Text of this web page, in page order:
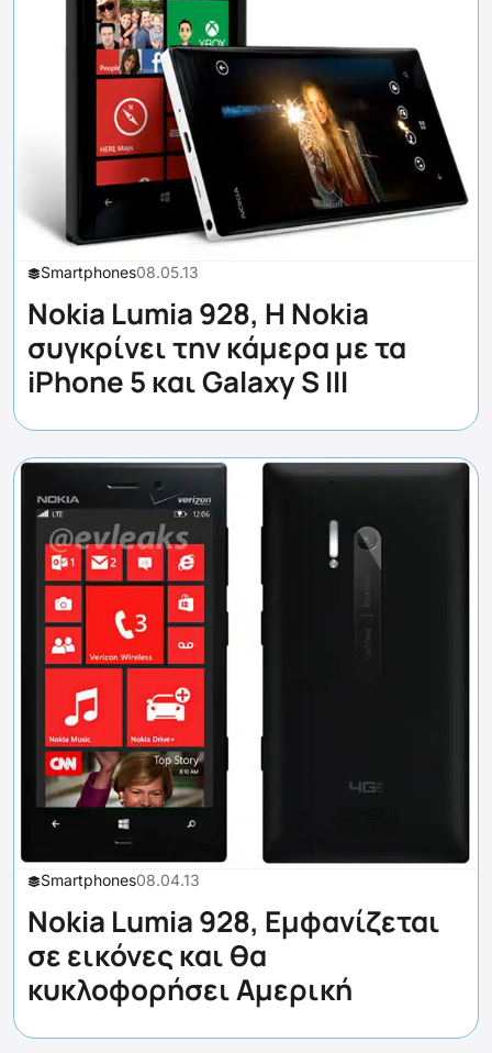
Smartphones08.05.13
Nokia Lumia 928, Η Nokia
συγκρίνει την κάμερα με τα
iPhone 5 και Galaxy S III
Smartphones08.04.13
Nokia Lumia 928, Εμφανίζεται
σε εικόνες και θα
κυκλοφορήσει Αμερική